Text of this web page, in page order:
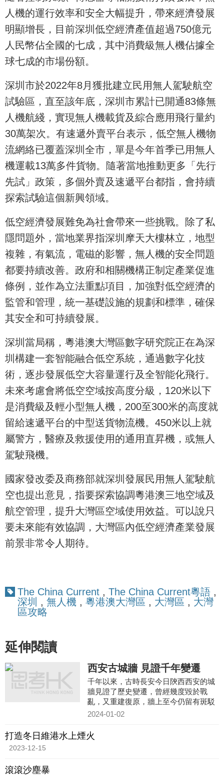
人機的運行效率和安全大幅提升，帶來經濟發展
明顯增長，目前深圳低空經濟產值超過750億元
人民幣佔全國的七成，其中消費級無人機佔據全
球七成的市場份額。
深圳市於2022年8月獲批建立民用無人駕駛航空
試驗區，直至該年底，深圳市累計已開通83條無
人機航綫，實現無人機載貨及綜合應用飛行量約
30萬架次。有速遞外賣平台表示，低空無人機物
流網絡已覆蓋深圳全市，單是今年首季已用無人
機運載13萬多件貨物。隨著當地推動更多「先行
先試」政策，多個外賣及速遞平台都指，會持續
探索試驗這個新興領域。
低空經濟發展難免為社會帶來一些挑戰。除了私
隱問題外，當地業界指深圳摩天大樓林立，地型
複雜，有氣流，電磁的影響，無人機的安全問題
都要持續改善。政府和相關機構正制定產業促進
條例，並作為立法重點項目，加強對低空經濟的
監管和管理，統一基礎設施的規劃和標準，確保
其安全和可持續發展。
深圳當局稱，粵港澳大灣區數字研究院正在為深
圳構建一套智能融合低空系統，通過數字化技
術，逐步發展低空大容量運行及全智能化飛行。
未來考慮會將低空空域按高度分級，120米以下
是消費級及輕小型無人機，200至300米的高度就
留給速遞平台的中型送貨物流機。450米以上就
屬警方，醫療及救援使用的通用直昇機，或無人
駕駛飛機。
國家發改委及商務部就深圳發展民用無人駕駛航
空也提出意見，指要探索協調粵港澳三地空域及
航空管理，提升大灣區空域使用效益。可以說只
要未來能有效協調，大灣區內低空經濟產業發展
前景非常令人期待。
The China Current , The China Current粵語 ,
深圳 , 無人機 , 粵港澳大灣區 , 大灣區 , 大灣
區攻略
延伸閱讀
西安古城牆 見證千年變遷
千年以來，古時長安今日陝西西安的城
牆見證了歷史變遷，曾經幾度毀於戰
亂，又重建復原，牆上至今仍留有斑駁
的痕迹。
2024-01-02
打造冬日維港水上煙火
2023-12-15
滾滾沙塵暴